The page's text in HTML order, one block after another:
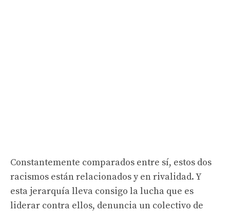
Constantemente comparados entre sí, estos dos
racismos están relacionados y en rivalidad. Y
esta jerarquía lleva consigo la lucha que es
liderar contra ellos, denuncia un colectivo de